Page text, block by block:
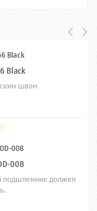
Black
швом
008
подшлемник должен